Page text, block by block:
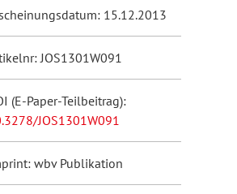
15.12.2013
JOS1301W091
(E-Paper-Teilbeitrag):
JOS1301W091
wbv Publikation